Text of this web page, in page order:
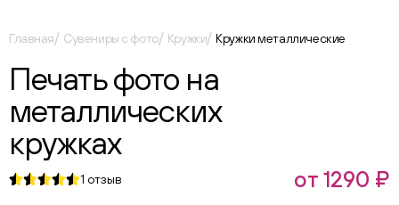
Главная Сувениры с фото Кружки Кружки металлические
Печать фото на
металлических
кружках
1 отзыв от 1290 ₽